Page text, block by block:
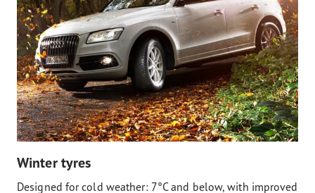
Winter tyres
Designed for cold weather: 7°C and below, with improved